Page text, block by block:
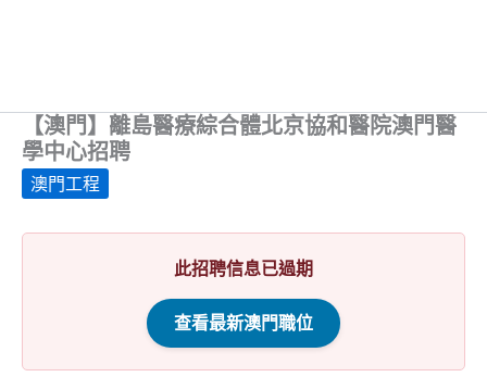
【澳門】離島醫療綜合體北京協和醫院澳門醫
學中心招聘
澳門工程
此招聘信息已過期
查看最新澳門職位